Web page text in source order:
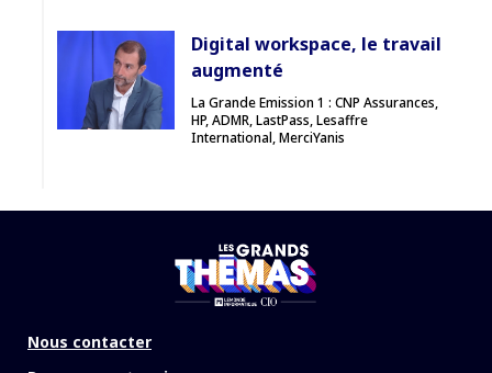
Digital workspace, le travail
augmenté
La Grande Emission 1 : CNP Assurances,
HP, ADMR, LastPass, Lesaffre
International, MerciYanis
Nous contacter